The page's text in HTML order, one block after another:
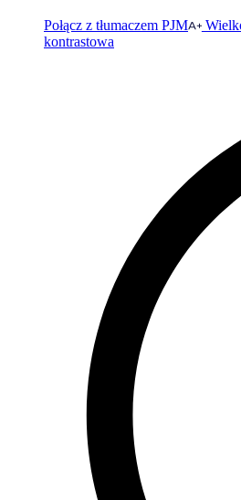
Połącz z tłumaczem PJM
kontrastowa